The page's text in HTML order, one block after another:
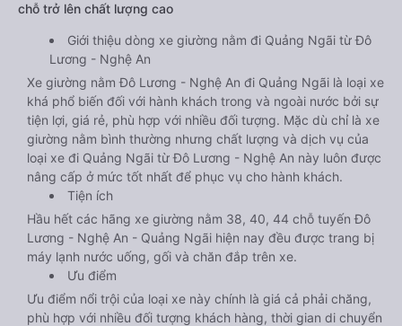
chỗ trở lên chất lượng cao
Giới thiệu dòng xe giường nằm đi Quảng Ngãi từ Đô
Lương - Nghệ An
Xe giường nằm Đô Lương - Nghệ An đi Quảng Ngãi là loại xe
khá phổ biến đối với hành khách trong và ngoài nước bởi sự
tiện lợi, giá rẻ, phù hợp với nhiều đối tượng. Mặc dù chỉ là xe
giường nằm bình thường nhưng chất lượng và dịch vụ của
loại xe đi Quảng Ngãi từ Đô Lương - Nghệ An này luôn được
nâng cấp ở mức tốt nhất để phục vụ cho hành khách.
Tiện ích
Hầu hết các hãng xe giường nằm 38, 40, 44 chỗ tuyến Đô
Lương - Nghệ An - Quảng Ngãi hiện nay đều được trang bị
máy lạnh nước uống, gối và chăn đắp trên xe.
Ưu điểm
Ưu điểm nổi trội của loại xe này chính là giá cả phải chăng,
phù hợp với nhiều đối tượng khách hàng, thời gian di chuyển